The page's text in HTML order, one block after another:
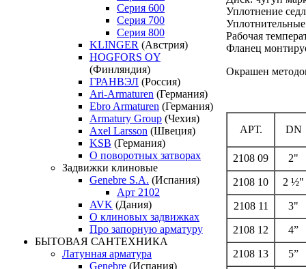
Серия 600
Серия 700
Серия 800
KLINGER (Австрия)
HOGFORS OY
(Финляндия)
ГРАНВЭЛ (Россия)
Ari-Armaturen (Германия)
Ebro Armaturen (Германия)
Armatury Group (Чехия)
Axel Larsson (Швеция)
KSB (Германия)
О поворотных затворах
Задвижки клиновые
Genebre S.A. (Испания)
Арт 2102
AVK (Дания)
О клиновых задвижках
Про запорную арматуру
БЫТОВАЯ САНТЕХНИКА
Латунная арматура
Genebre (Испания)
Уплотнение
Рабочая
Фланец
Окрашен
АРТ. DN
2108 09 2"
2108 10 2 ½"
2108 11 3"
2108 12 4”
2108 13 5”